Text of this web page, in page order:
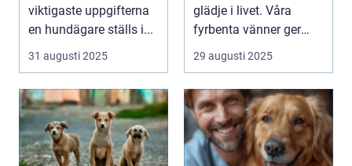
viktigaste uppgifterna
en hundägare ställs i...
31 augusti 2025
glädje i livet. Våra
fyrbenta vänner ger
os...
29 augusti 2025